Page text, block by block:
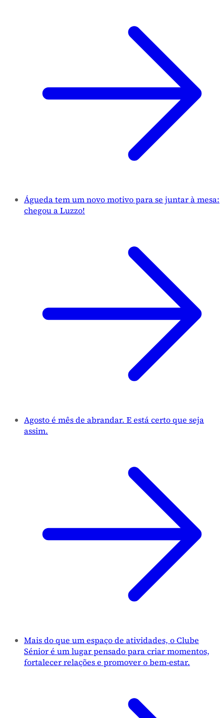
Águeda tem um novo motivo para se juntar à mesa:
chegou a Luzzo!
Agosto é mês de abrandar. E está certo que seja
assim.
Mais do que um espaço de atividades, o Clube
Sénior é um lugar pensado para criar momentos,
fortalecer relações e promover o bem-estar.